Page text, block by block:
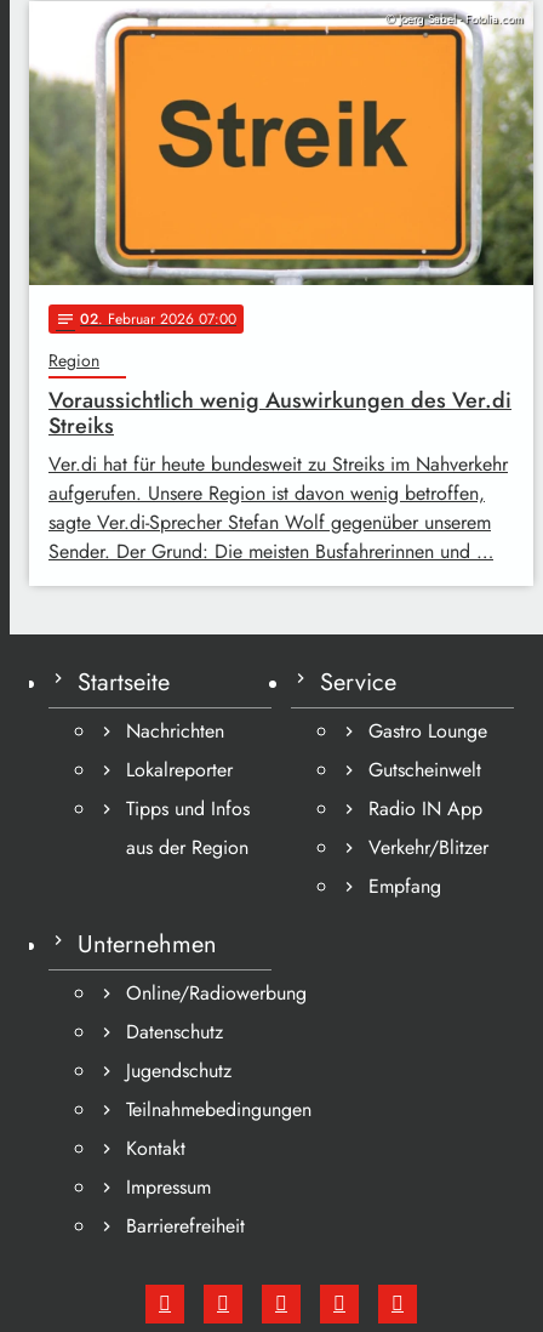
© Joerg Sabel - Fotolia.com
notes 02. Februar 2026 07:00
Region
Voraussichtlich wenig Auswirkungen des Ver.di
Streiks
Ver.di hat für heute bundesweit zu Streiks im Nahverkehr
aufgerufen. Unsere Region ist davon wenig betroffen,
sagte Ver.di-Sprecher Stefan Wolf gegenüber unserem
Sender. Der Grund: Die meisten Busfahrerinnen und …
Startseite
Nachrichten
Lokalreporter
Tipps und Infos
aus der Region
Service
Gastro Lounge
Gutscheinwelt
Radio IN App
Verkehr/Blitzer
Empfang
Unternehmen
Online/Radiowerbung
Datenschutz
Jugendschutz
Teilnahmebedingungen
Kontakt
Impressum
Barrierefreiheit